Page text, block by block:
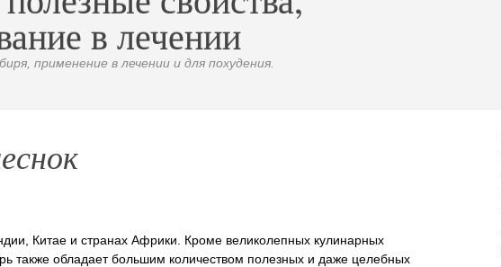
в лечении
применение в лечении и для похудения.
Китае и странах Африки. Кроме великолепных кулинарных
также обладает большим количеством полезных и даже целебных